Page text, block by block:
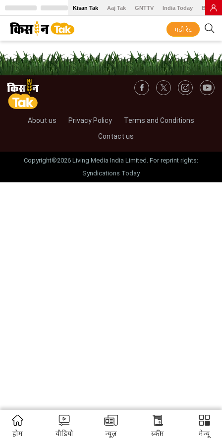
Kisan Tak Aaj Tak GNTTV India Today BT
मंडी रेट
About us Privacy Policy
Terms and Conditions
Contact us
Copyright©2026 Living Media India Limited. For reprint rights:
Syndications Today
होम वीडियो न्यूज़ स्कीम मेन्यू